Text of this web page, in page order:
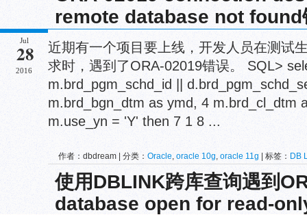
remote database not found
Jul
28
2016
近期有一个项目要上线，开发人员在测试
求时，遇到了ORA-02019错误。 SQL>
m.brd_pgm_schd_id ||
m.brd_bgn_dtm as ymd, 4 m.brd_cl_dtm
m.use_yn = 'Y' then 7 1 8 ...
作者：dbdream | 分类： Oracle, oracle 10g, oracle 11g | 标签： DB
使用DBLINK跨库查询遇到
database open for read-